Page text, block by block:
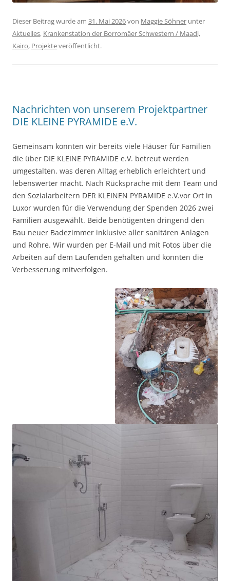
Dieser Beitrag wurde am 31. Mai 2026von Maggie Söhner unter
Aktuelles, Krankenstation der Borromäer Schwestern / Maadi,
Kairo, Projekteveröffentlicht.
Nachrichten von unserem Projektpartner
DIE KLEINE PYRAMIDE e.V.
Gemeinsam konnten wir bereits viele Häuser für Familien
die über DIE KLEINE PYRAMIDE e.V. betreut werden
umgestalten, was deren Alltag erheblich erleichtert und
lebenswerter macht. Nach Rücksprache mit dem Team und
den Sozialarbeitern DER KLEINEN PYRAMIDE e.V.vor Ort in
Luxor wurden für die Verwendung der Spenden 2026 zwei
Familien ausgewählt. Beide benötigenten dringend den
Bau neuer Badezimmer inklusive aller sanitären Anlagen
und Rohre. Wir wurden per E-Mail und mit Fotos über die
Arbeiten auf dem Laufenden gehalten und konnten die
Verbesserung mitverfolgen.